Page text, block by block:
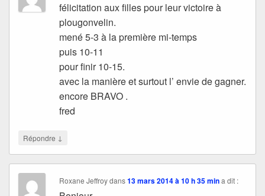
félicitation aux filles pour leur victoire à
plougonvelin.
mené 5-3 à la première mi-temps
puis 10-11
pour finir 10-15.
avec la manière et surtout l’ envie de gagner.
encore BRAVO .
fred
Répondre ↓
Roxane Jeffroydans13 mars 2014 à 10 h 35 min a dit :